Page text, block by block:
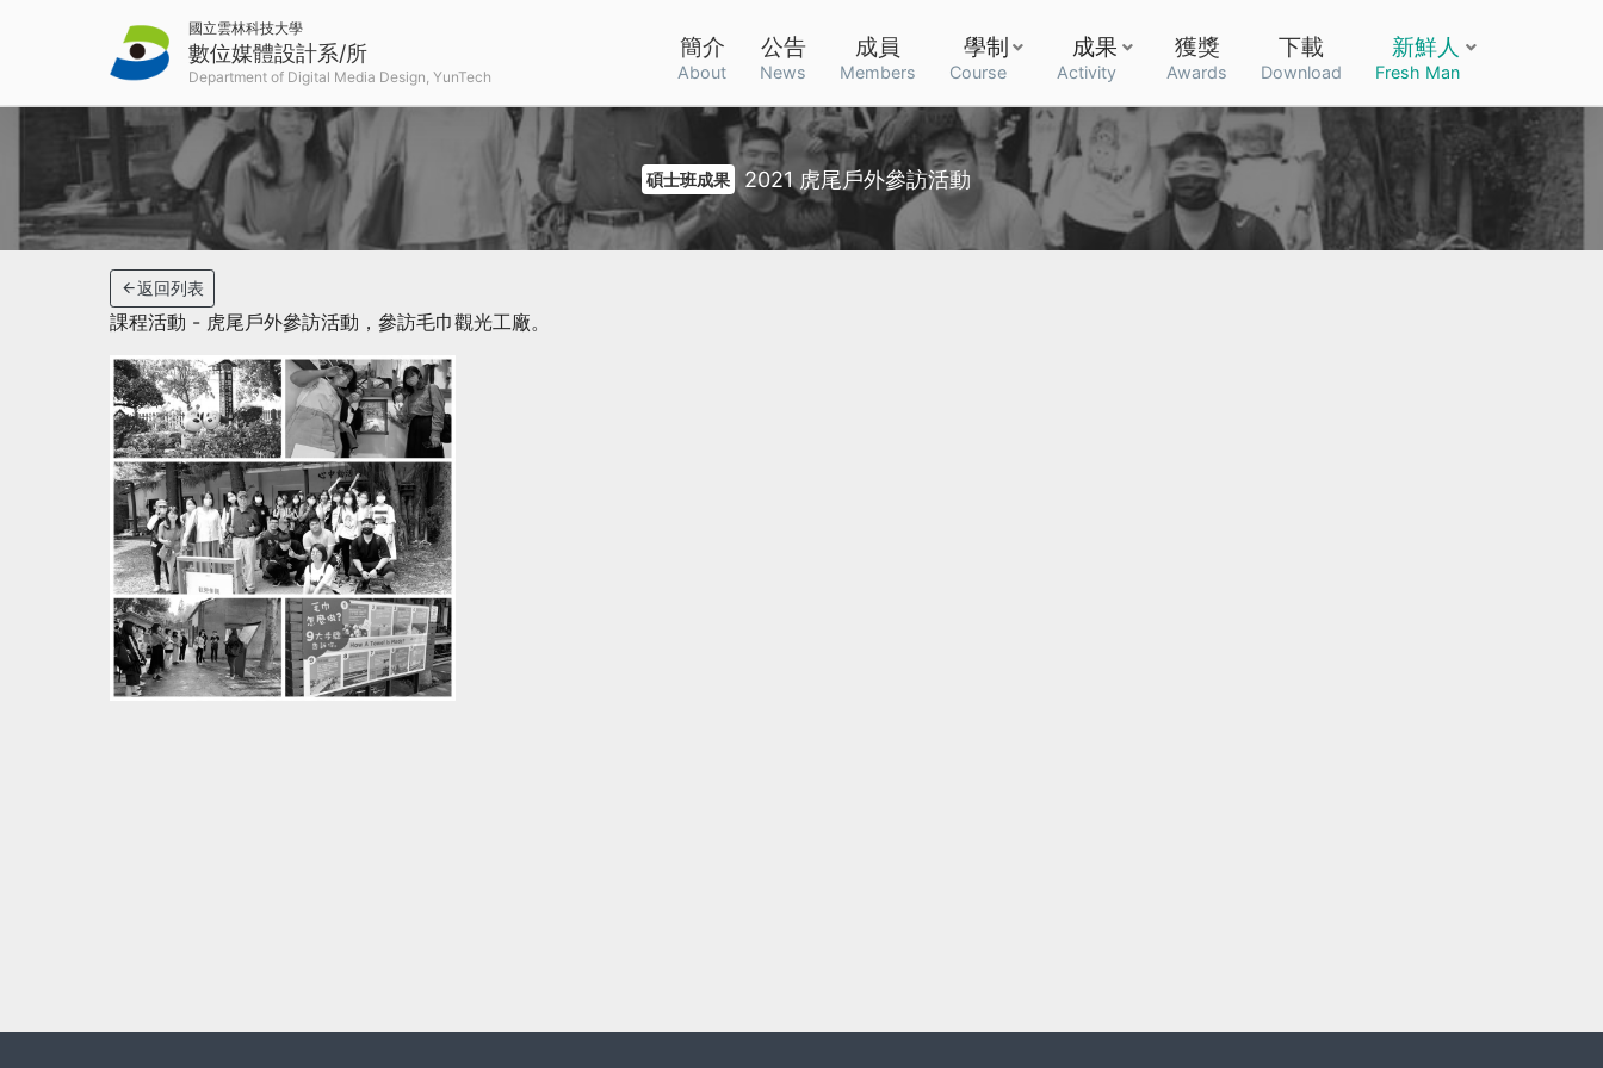
國立雲林科技大學
數位媒體設計系/所 簡介
About
公告
News
成員
Members
學制
Course
成果
Activity
獲獎
Awards
下載
Download
新鮮人
Fresh Man
碩士班成果 2021 虎尾戶外參訪活動
返回列表
課程活動 - 虎尾戶外參訪活動，參訪毛巾觀光工廠。